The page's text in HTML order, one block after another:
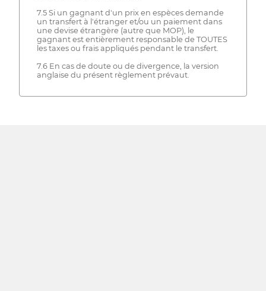
7.5 Si un gagnant d'un prix en espèces demande
un transfert à l'étranger et/ou un paiement dans
une devise étrangère (autre que MOP), le
gagnant est entièrement responsable de TOUTES
les taxes ou frais appliqués pendant le transfert.
7.6 En cas de doute ou de divergence, la version
anglaise du présent règlement prévaut.